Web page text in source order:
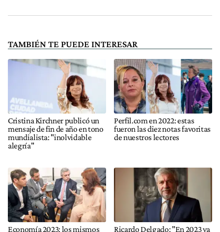
TAMBIÉN TE PUEDE INTERESAR
Cristina Kirchner publicó un
mensaje de fin de año en tono
mundialista: "inolvidable
alegría"
Perfil.com en 2022: estas
fueron las diez notas favoritas
de nuestros lectores
Economía 2023: los mismos Ricardo Delgado: "En 2023 va